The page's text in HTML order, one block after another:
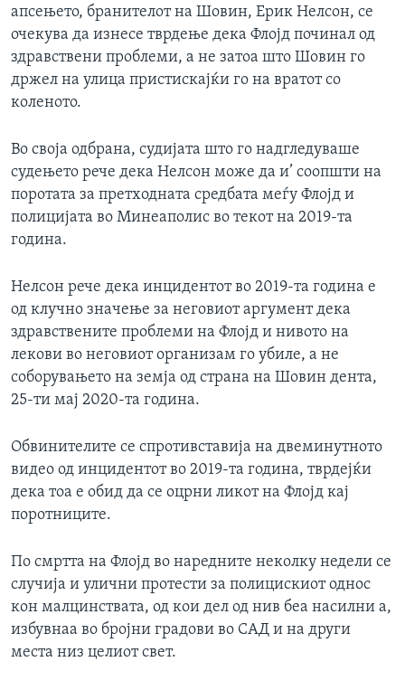
апсењето, бранителот на Шовин, Ерик Нелсон, се
очекува да изнесе тврдење дека Флојд починал од
здравствени проблеми, а не затоа што Шовин го
држел на улица пристискајќи го на вратот со
коленото.
Во своја одбрана, судијата што го надгледуваше
судењето рече дека Нелсон може да и’ соопшти на
поротата за претходната средбата меѓу Флојд и
полицијата во Минеаполис во текот на 2019-та
година.
Нелсон рече дека инцидентот во 2019-та година е
од клучно значење за неговиот аргумент дека
здравствените проблеми на Флојд и нивото на
лекови во неговиот организам го убиле, а не
соборувањето на земја од страна на Шовин дента,
25-ти мај 2020-та година.
Обвинителите се спротивставија на двеминутното
видео од инцидентот во 2019-та година, тврдејќи
дека тоа е обид да се оцрни ликот на Флојд кај
поротниците.
По смртта на Флојд во наредните неколку недели се
случија и улични протести за полицискиот однос
кон малцинствата, од кои дел од нив беа насилни а,
избувнаа во бројни градови во САД и на други
места низ целиот свет.